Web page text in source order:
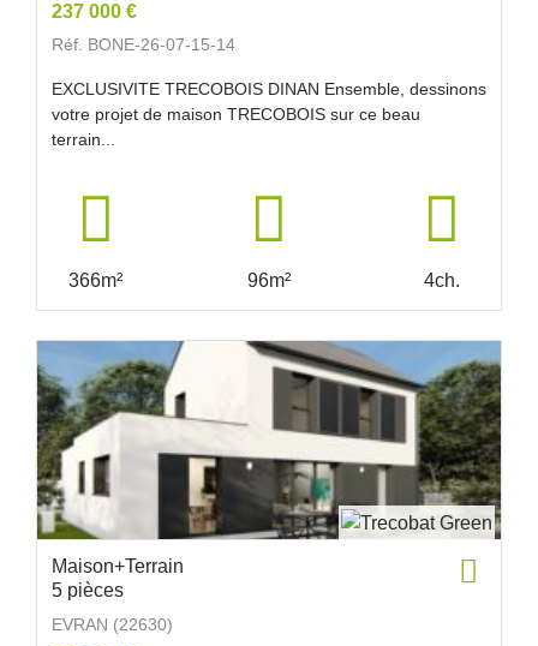
237 000 €
Réf. BONE-26-07-15-14
EXCLUSIVITE TRECOBOIS DINAN Ensemble, dessinons
votre projet de maison TRECOBOIS sur ce beau
terrain...
366m² 96m² 4ch.
Maison+Terrain
5 pièces
EVRAN (22630)